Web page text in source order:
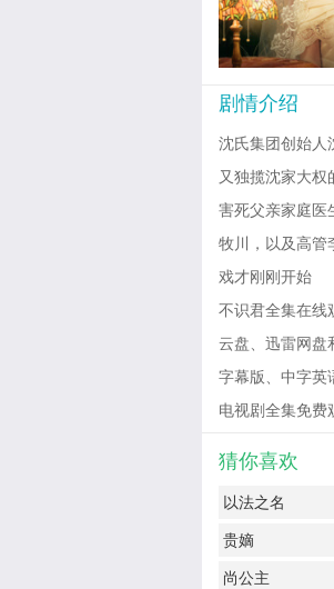
剧情介绍
沈氏集团创始人
又独揽沈家大
害死父亲家庭医
牧川，以及高管
戏才刚刚开始
不识君全集在线
云盘、迅雷网盘
字幕版、中字英
电视剧全集免
猜你喜欢
以法之名
贵嫡
尚公主